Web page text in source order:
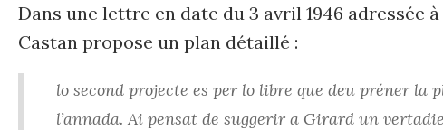
Dans une lettre en date du 3 avril 1946 adressée
Castan propose un plan détaillé :
lo second projecte es per lo libre que deu préner la
l’annada. Ai pensat de suggerir a Girard un